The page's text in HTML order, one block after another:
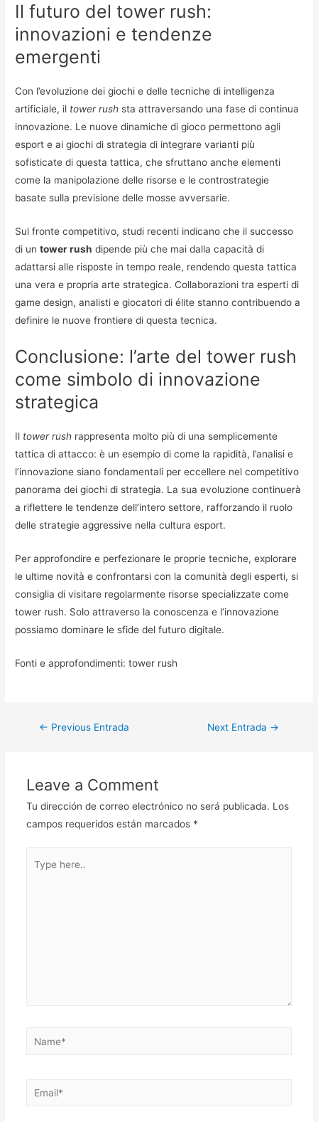
Il futuro del tower rush:
innovazioni e tendenze
emergenti
Con l’evoluzione dei giochi e delle tecniche di intelligenza
artificiale, il tower rush sta attraversando una fase di continua
innovazione. Le nuove dinamiche di gioco permettono agli
esport e ai giochi di strategia di integrare varianti più
sofisticate di questa tattica, che sfruttano anche elementi
come la manipolazione delle risorse e le controstrategie
basate sulla previsione delle mosse avversarie.
Sul fronte competitivo, studi recenti indicano che il successo
di untower rush dipende più che mai dalla capacità di
adattarsi alle risposte in tempo reale, rendendo questa tattica
una vera e propria arte strategica. Collaborazioni tra esperti di
game design, analisti e giocatori di élite stanno contribuendo a
definire le nuove frontiere di questa tecnica.
Conclusione: l’arte del tower rush
come simbolo di innovazione
strategica
Il tower rush rappresenta molto più di una semplicemente
tattica di attacco: è un esempio di come la rapidità, l’analisi e
l’innovazione siano fondamentali per eccellere nel competitivo
panorama dei giochi di strategia. La sua evoluzione continuerà
a riflettere le tendenze dell’intero settore, rafforzando il ruolo
delle strategie aggressive nella cultura esport.
Per approfondire e perfezionare le proprie tecniche, explorare
le ultime novità e confrontarsi con la comunità degli esperti, si
consiglia di visitare regolarmente risorse specializzate come
tower rush. Solo attraverso la conoscenza e l’innovazione
possiamo dominare le sfide del futuro digitale.
Fonti e approfondimenti: tower rush
Navegación
← Previous Entrada Next Entrada →
Leave a Comment
Tu dirección de correo electrónico no será publicada. Los
campos requeridos están marcados *
here..
Name*
Email*